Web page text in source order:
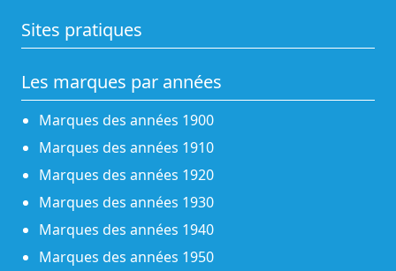
Sites pratiques
Les marques par années
Marques des années 1900
Marques des années 1910
Marques des années 1920
Marques des années 1930
Marques des années 1940
Marques des années 1950